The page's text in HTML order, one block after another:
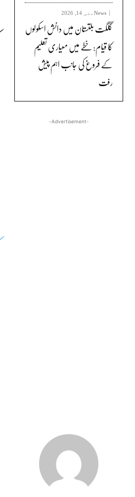
News مئی 14, 2026
گلگت بلتستان میں دانش اسکولوں
کا قیام: خطے میں معیاری تعلیم
کے فروغ کی جانب اہم پیش
رفت
-Advertisement-